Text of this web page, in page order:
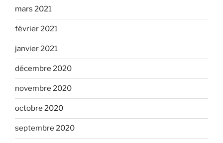
mars 2021
février 2021
janvier 2021
décembre 2020
novembre 2020
octobre 2020
septembre 2020